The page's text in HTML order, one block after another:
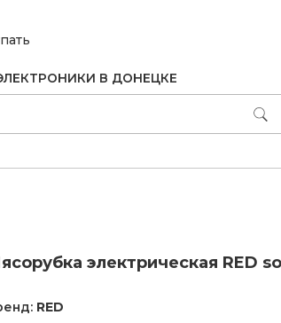
В ДОНЕЦКЕ
электрическая RED
RED